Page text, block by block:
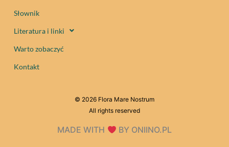
Słownik
Literatura i linki
Warto zobaczyć
Kontakt
© 2026 Flora Mare Nostrum
All rights reserved
MADE WITH BY ONIINO.PL